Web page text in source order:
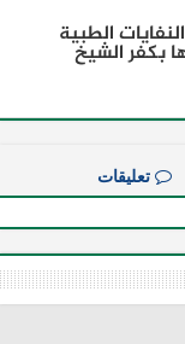
النفايات الطبية
بكفر الشيخ
تعليقات